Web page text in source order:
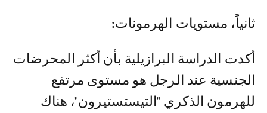
ثانياً، مستويات الهرمونات:
أكدت الدراسة البرازيلية بأن أكثر المحرضات
الجنسية عند الرجل هو مستوى مرتفع
للهرمون الذكري "التيستستيرون"، هناك